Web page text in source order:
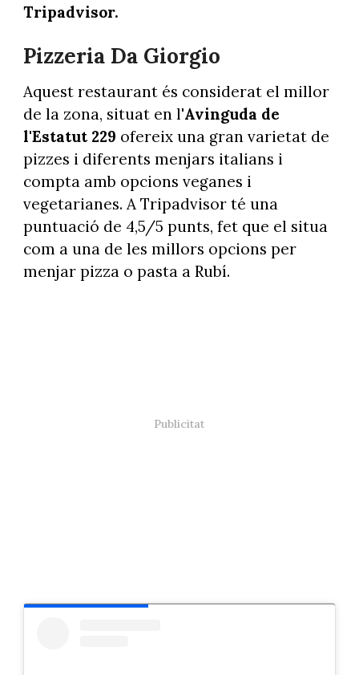
Tripadvisor.
Pizzeria Da Giorgio
Aquest restaurant és considerat el millor
de la zona, situat en l'Avinguda de
l'Estatut 229 ofereix una gran varietat de
pizzes i diferents menjars italians i
compta amb opcions veganes i
vegetarianes. A Tripadvisor té una
puntuació de 4,5/5 punts, fet que el situa
com a una de les millors opcions per
menjar pizza o pasta a Rubí.